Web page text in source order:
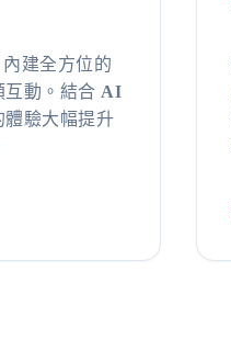
建全方位的
互動。結合 AI
體驗大幅提升